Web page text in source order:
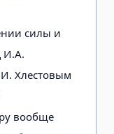
силы и
И.А.
Хлестовым
вообще